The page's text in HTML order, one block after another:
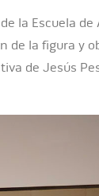
la Escuela
de la figura y
de Jesús